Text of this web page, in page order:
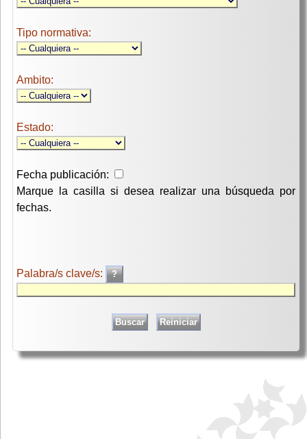
Tipo normativa:
Ambito:
Estado:
Fecha publicación:
Marque la casilla si desea realizar una búsqueda por
fechas.
Palabra/s clave/s: